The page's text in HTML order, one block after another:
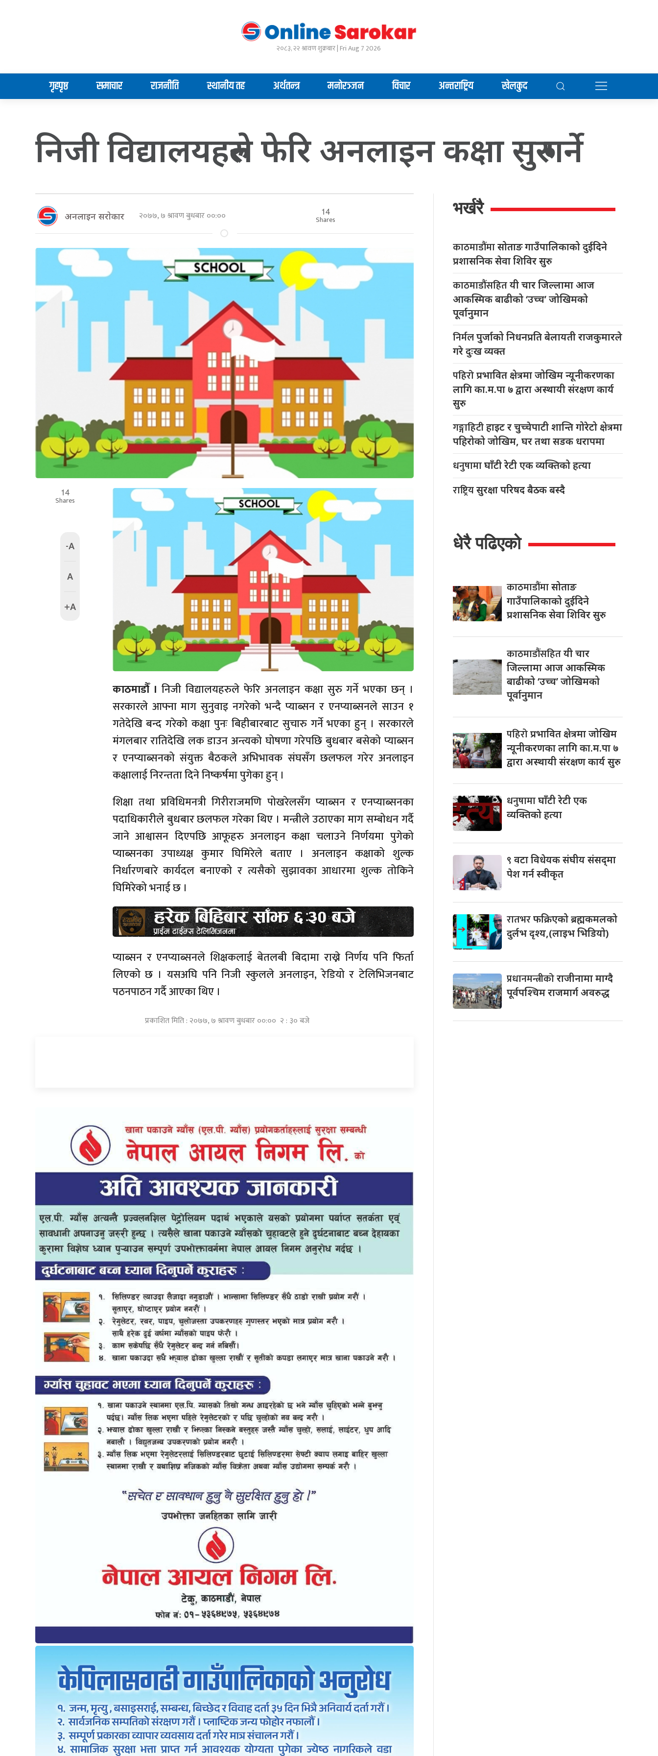
२०८३, २२ श्रावण शुक्रबार | Fri Aug 7 2026
गृहपृष्ठ समाचार राजनीति स्थानीय तह अर्थतन्त्र मनोरञ्जन विचार अन्तराष्ट्रिय खेलकुद
निजी विद्यालयहरुले फेरि अनलाइन कक्षा सुरु गर्ने
अनलाइन सराेकार २०७७, ७ श्रावण बुधबार ००:०० 14
Shares
14
Shares
-A
A
+A
काठमाडौँ । निजी विद्यालयहरुले फेरि अनलाइन कक्षा सुरु गर्ने भएका छन् ।
सरकारले आफ्ना माग सुनुवाइ नगरेको भन्दै प्याब्सन र एनप्याब्सनले साउन १
गतेदेखि बन्द गरेको कक्षा पुनः बिहीबारबाट सुचारु गर्ने भएका हुन् । सरकारले
मंगलबार रातिदेखि लक डाउन अन्त्यको घोषणा गरेपछि बुधबार बसेको प्याब्सन
र एनप्याब्सनको संयुक्त बैठकले अभिभावक संघसँग छलफल गरेर अनलाइन
कक्षालाई निरन्तता दिने निष्कर्षमा पुगेका हुन् ।
शिक्षा तथा प्रविधिमनत्री गिरीराजमणि पोखरेलसँग प्याब्सन र एनप्याब्सनका
पदाधिकारीले बुधबार छलफल गरेका थिए । मन्त्रीले उठाएका माग सम्बोधन गर्दै
जाने आश्वासन दिएपछि आफूहरु अनलाइन कक्षा चलाउने निर्णयमा पुगेको
प्याब्सनका उपाध्यक्ष कुमार घिमिरेले बताए । अनलाइन कक्षाको शुल्क
निर्धारणबारे कार्यदल बनाएको र त्यसैको सुझावका आधारमा शुल्क तोकिने
घिमिरेको भनाई छ ।
प्याब्सन र एनप्याब्सनले शिक्षकलाई बेतलबी बिदामा राख्ने निर्णय पनि फिर्ता
लिएको छ । यसअघि पनि निजी स्कुलले अनलाइन, रेडियो र टेलिभिजनबाट
पठनपाठन गर्दै आएका थिए ।
प्रकाशित मिति : २०७७, ७ श्रावण बुधबार ००:०० २ : ३० बजे
भर्खरै
काठमाडौंमासोताङ गाउँपालिकाको दुईदिने
प्रशासनिक सेवा शिविर सुरु
काठमाडौंसहितयी चार जिल्लामा आज
आकस्मिक बाढीको ‘उच्च’ जोखिमको
पूर्वानुमान
निर्मलपुर्जाको निधनप्रति बेलायती राजकुमारले
गरे दुःख व्यक्त
पहिरोप्रभावित क्षेत्रमा जोखिम न्यूनीकरणका
लागि का.म.पा ७ द्वारा अस्थायी संरक्षण कार्य
सुरु
गङ्गाहिटीहाइट र चुच्चेपाटी शान्ति गोरेटो क्षेत्रमा
पहिरोको जोखिम, घर तथा सडक धरापमा
धनुषामाघाँटी रेटी एक व्यक्तिको हत्या
राष्ट्रियसुरक्षा परिषद बैठक बस्दै
धेरै पढिएको
काठमाडौंमासोताङ
गाउँपालिकाको दुईदिने
प्रशासनिक सेवा शिविर सुरु
काठमाडौंसहितयी चार
जिल्लामा आज आकस्मिक
बाढीको ‘उच्च’ जोखिमको
पूर्वानुमान
पहिरोप्रभावित क्षेत्रमा जोखिम
न्यूनीकरणका लागि का.म.पा ७
द्वारा अस्थायी संरक्षण कार्य सुरु
धनुषामाघाँटी रेटी एक
व्यक्तिको हत्या
९वटा विधेयक संघीय संसद्‌मा
पेश गर्न स्वीकृत
रातभरफक्रिएको ब्रह्मकमलको
दुर्लभ दृश्य,(लाइभ भिडियो)
प्रधानमन्त्रीकोराजीनामा माग्दै
पूर्वपश्चिम राजमार्ग अवरुद्ध